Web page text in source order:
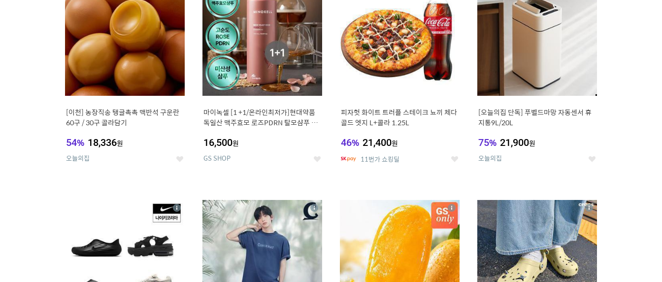
[이천] 농장직송 탱글촉촉 맥반석 구운란
60구 / 30구 골라담기
54% 18,336원
오늘의집 좋
마이녹셀 [1 +1/온라인최저가]현대약품
독일산 맥주효모 로즈PDRN 탈모샴푸 대
16,500원
GS SHOP 좋
피자헛 화이트 트러플 스테이크 뇨끼 체다
골드 엣지 L+콜라 1.25L
46% 21,400원
11번가 쇼킹딜 좋
[오늘의집 단독] 푸벨드마망 자동센서 휴
지통9L/20L
75% 21,900원
오늘의집 좋
상
세
18
상
세
상
세
20
상
세